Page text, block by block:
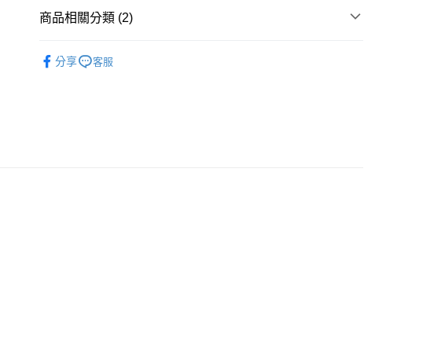
ATM付款
運送方式
商品相關分類 (2)
分享 客服